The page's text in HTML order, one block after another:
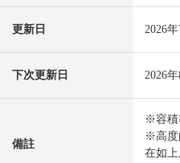
更新日 2026
下次更新日 2026
備註
※容積
※高度
在如